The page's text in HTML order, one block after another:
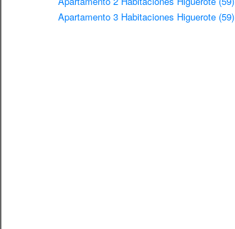
Apartamento 3 Habitaciones Higuerote (59)